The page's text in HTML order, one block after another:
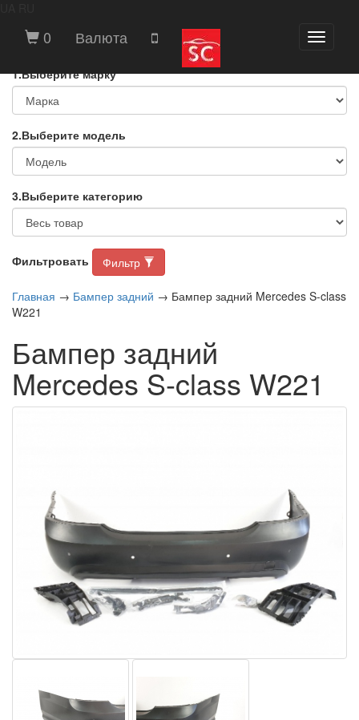
Toggle
0 Валюта
ВЫБЕРИТЕ МАРКУ И МОДЕЛЬ
АВТОМОБИЛЯ
1.Выберите марку
2.Выберите модель
3.Выберите категорию
Фильтровать Фильтр
Главная → Бампер задний → Бампер задний Mercedes S-class
W221
Бампер задний
Mercedes S-class W221